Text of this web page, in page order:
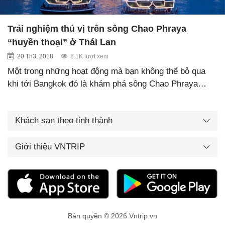
Trải nghiệm thú vị trên sông Chao Phraya
“huyền thoại” ở Thái Lan
20 Th3, 2018 8.1K lượt xem
Một trong những hoạt động mà bạn không thể bỏ qua
khi tới Bangkok đó là khám phá sông Chao Phraya…
Khách sạn theo tỉnh thành
Giới thiệu VNTRIP
Bản quyền © 2026 Vntrip.vn